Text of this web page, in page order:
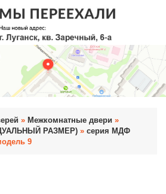
» Межкомнатные двери »
РАЗМЕР) » серия МДФ
9